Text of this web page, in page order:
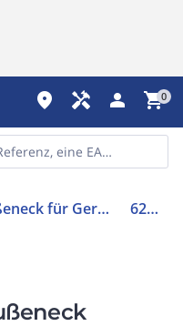
place handyman person shopping_cart0
Außeneck für Geräteeinbaukanal 6279510